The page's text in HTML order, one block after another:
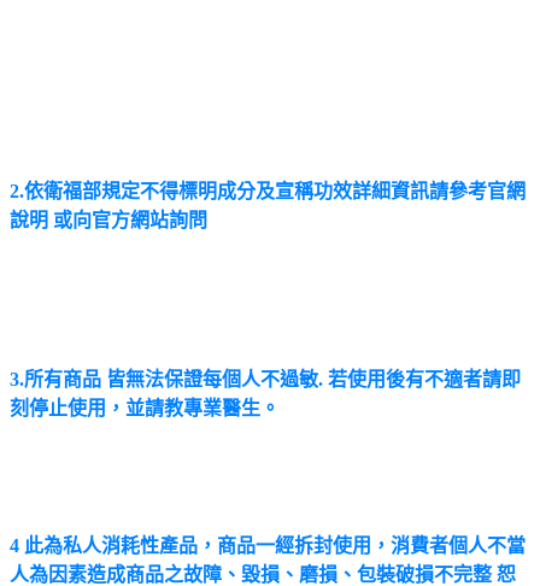
2.依衛福部規定不得標明成分及宣稱功效詳細資訊請參考官網
說明 或向官方網站詢問
3.所有商品 皆無法保證每個人不過敏. 若使用後有不適者請即
刻停止使用，並請教專業醫生。
4 此為私人消耗性產品，商品一經拆封使用，消費者個人不當
人為因素造成商品之故障、毀損、磨損、包裝破損不完整 恕